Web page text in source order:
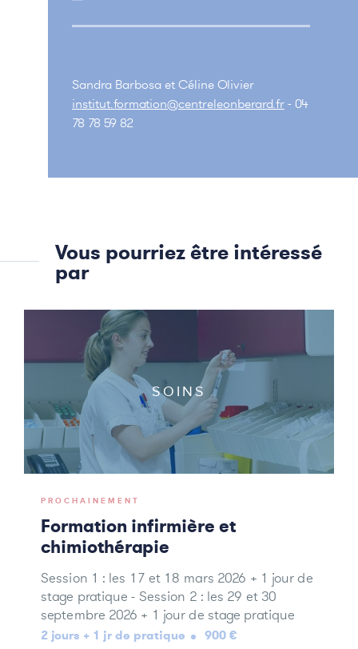
Sandra Barbosa et Céline Olivier
institut.formation@centreleonberard.fr- 04
78 78 59 82
Vous pourriez être intéressé
par
SOINS
PROCHAINEMENT
Formation infirmière et
chimiothérapie
Session 1 : les 17 et 18 mars 2026 + 1 jour de
stage pratique - Session 2 : les 29 et 30
septembre 2026 + 1 jour de stage pratique
2 jours + 1 jr de pratique 900 €